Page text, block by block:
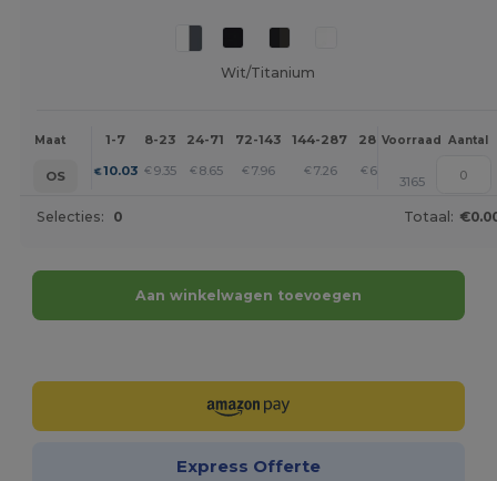
Wit/Titanium
Maat 1-7 8-23 24-71 72-143 144-287 288 + Meer
Voorraad Aantal
OS €10.03 € 9.35 € 8.65 € 7.96 € 7.26 € 6.92 +
3165
Selecties: 0 Totaal:
Aan winkelwagen toevoegen
Express Offerte